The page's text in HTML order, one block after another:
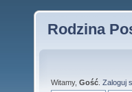
Rodzina
Witamy, Gość Zaloguj